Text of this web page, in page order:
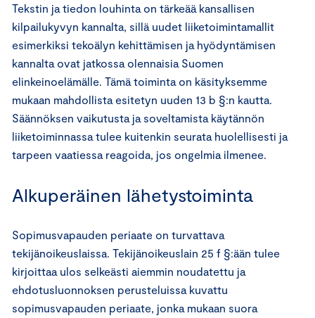
Tekstin ja tiedon louhinta on tärkeää kansallisen
kilpailukyvyn kannalta, sillä uudet liiketoimintamallit
esimerkiksi tekoälyn kehittämisen ja hyödyntämisen
kannalta ovat jatkossa olennaisia Suomen
elinkeinoelämälle. Tämä toiminta on käsityksemme
mukaan mahdollista esitetyn uuden 13 b §:n kautta.
Säännöksen vaikutusta ja soveltamista käytännön
liiketoiminnassa tulee kuitenkin seurata huolellisesti ja
tarpeen vaatiessa reagoida, jos ongelmia ilmenee.
Alkuperäinen lähetystoiminta
Sopimusvapauden periaate on turvattava
tekijänoikeuslaissa. Tekijänoikeuslain 25 f §:ään tulee
kirjoittaa ulos selkeästi aiemmin noudatettu ja
ehdotusluonnoksen perusteluissa kuvattu
sopimusvapauden periaate, jonka mukaan suora